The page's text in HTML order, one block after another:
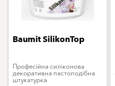
Baumit SilikonTop
Професійна силіконова
декоративна пастоподібна
штукатурка